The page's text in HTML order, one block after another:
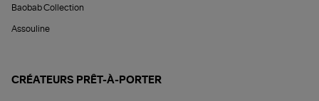
Baobab Collection
Assouline
CRÉATEURS PRÊT-À-PORTER